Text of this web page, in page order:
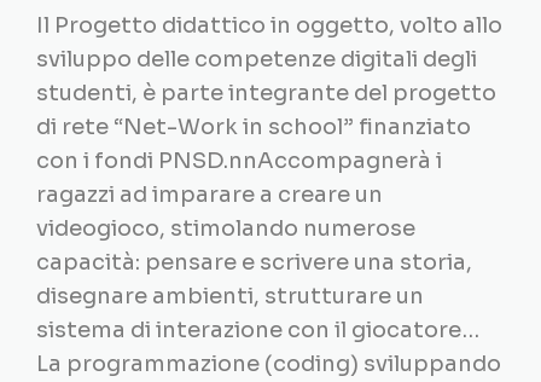
Il Progetto didattico in oggetto, volto allo
sviluppo delle competenze digitali degli
studenti, è parte integrante del progetto
di rete “Net-Work in school” finanziato
con i fondi PNSD.nnAccompagnerà i
ragazzi ad imparare a creare un
videogioco, stimolando numerose
capacità: pensare e scrivere una storia,
disegnare ambienti, strutturare un
sistema di interazione con il giocatore…
La programmazione (coding) sviluppando